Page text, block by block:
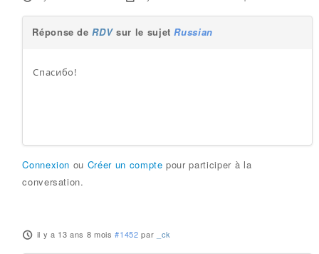
Réponse deRDVsur le sujetRussian
Спасибо!
Connexion ou Créer un compte pour participer à la
conversation.
il y a 13 ans 8 mois #1452 par _ck